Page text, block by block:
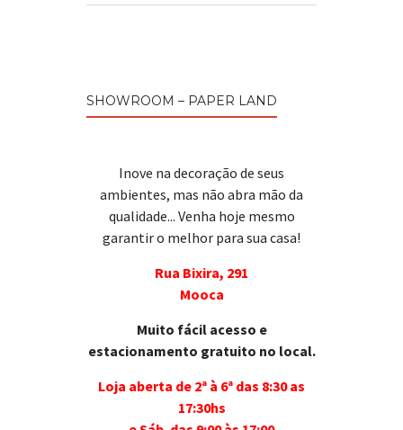
SHOWROOM – PAPER LAND
Inove na decoração de seus
ambientes, mas não abra mão da
qualidade... Venha hoje mesmo
garantir o melhor para sua casa!
Rua Bixira, 291
Mooca
Muito fácil acesso e
estacionamento gratuito no local.
Loja aberta de 2ª à 6ª das 8:30 as
17:30hs